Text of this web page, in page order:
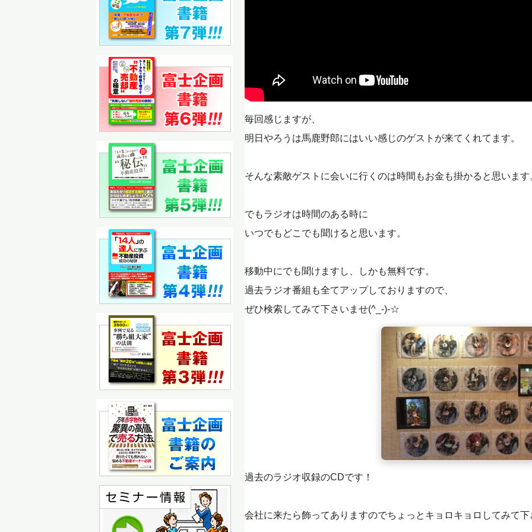
毎回感じますが、
明日やろうは馬鹿野郎にはいい感じのゲストが来てくれてます。
そんな素敵ゲストに会いに行くのは時間もお金も掛かると思います
でもラジオは時間のある時に
いつでもどこでも聞けると思います。
移動中にでも聞けますし、しかも無料です。
過去ラジオ番組も全てアップしておりますので、
ぜひ検索してみて下さいませ(^_-)-☆
過去のラジオ収録のCDです！
会社に来たら飾ってありますのでちょっとキョロキョロしてみて